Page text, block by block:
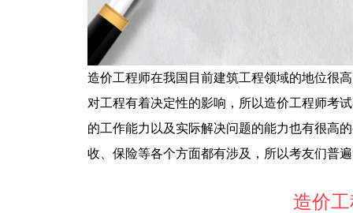
造价工程师在我国目前建筑工程领域的地位很
对工程有着决定性的影响，所以造价工程师考
的工作能力以及实际解决问题的能力也有很高
收、保险等各个方面都有涉及，所以考友们普
造价